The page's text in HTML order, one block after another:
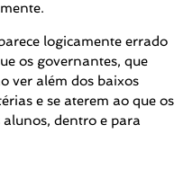
logicamente errado
os governantes, que
ver além dos baixos
e se aterem ao que os
dentro e para